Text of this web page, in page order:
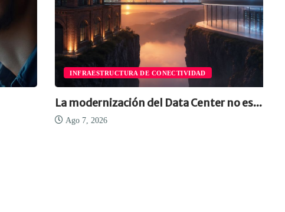
INFRAESTRUCTURA DE CONECTIVIDAD
La modernización del Data Center no es...
Ago 7, 2026